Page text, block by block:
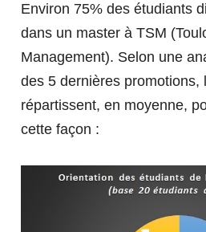
VISITE
EN SAVOIR PLUS SUR
LP Animateur Qualité
LP Maintenance de
L3 Comptabilité-Contrôle
SE FORMER
TÉLÉCHARGEZ NOTRE
ILS NOUS
PARTIR À
RECHERCHE &
LA RECHERCHE
Environ 75% des étudiants
dans un master à TSM
Management). Selon une
des 5 dernières promotions,
répartissent, en moyenne,
cette façon :